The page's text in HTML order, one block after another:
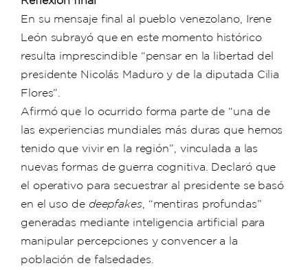
En su mensaje final al pueblo venezolano, Irene
León subrayó que en este momento histórico
resulta imprescindible “pensar en la libertad del
presidente Nicolás Maduro y de la diputada Cilia
Flores”.
Afirmó que lo ocurrido forma parte de “una de
las experiencias mundiales más duras que hemos
tenido que vivir en la región”, vinculada a las
nuevas formas de guerra cognitiva. Declaró que
el operativo para secuestrar al presidente se basó
en el uso de deepfakes, “mentiras profundas”
generadas mediante inteligencia artificial para
manipular percepciones y convencer a la
población de falsedades.